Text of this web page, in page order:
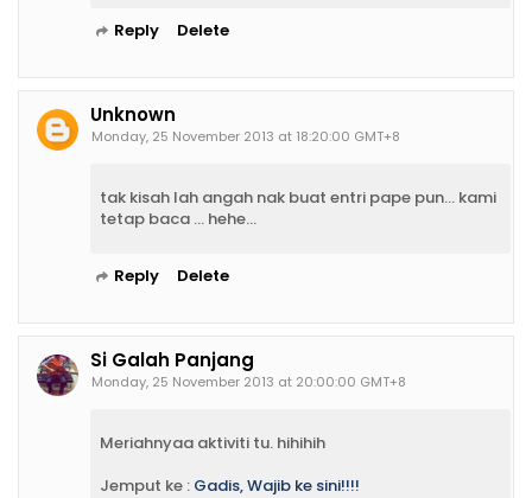
Reply Delete
Unknown
Monday, 25 November 2013 at 18:20:00 GMT+8
tak kisah lah angah nak buat entri pape pun... kami
tetap baca ... hehe...
Reply Delete
Si Galah Panjang
Monday, 25 November 2013 at 20:00:00 GMT+8
Meriahnyaa aktiviti tu. hihihih
Jemput ke : Gadis, Wajib ke sini!!!!